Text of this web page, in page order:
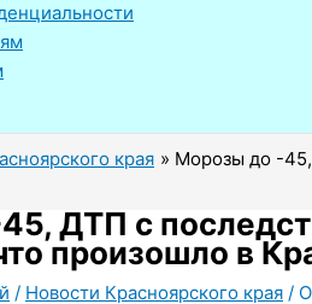
края Морозы до -45,
ДТП с
произошло в
/ Новости Красноярского края /